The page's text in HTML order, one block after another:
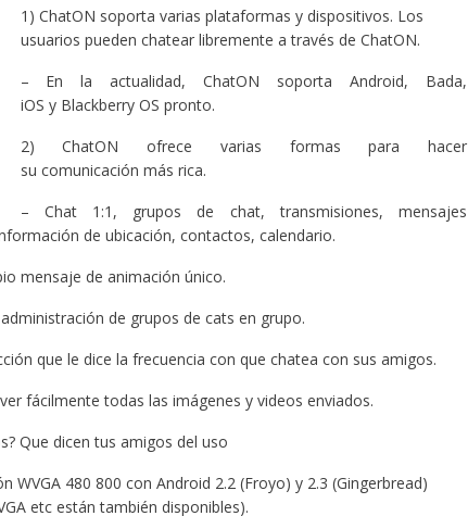
1) ChatON soporta varias plataformas y dispositivos. Los
usuarios pueden chatear libremente a través de ChatON.
– En la actualidad, ChatON soporta Android, Bada,
iOS y Blackberry OS pronto.
2) ChatON ofrece varias formas para hacer
su comunicación más rica.
– Chat 1:1, grupos de chat, transmisiones, mensajes
de ubicación, contactos, calendario.
mensaje de animación único.
de grupos de cats en grupo.
que le dice la frecuencia con que chatea con sus amigos.
fácilmente todas las imágenes y videos enviados.
Que dicen tus amigos del uso
WVGA 480 800 con Android 2.2 (Froyo) y 2.3 (Gingerbread)
etc están también disponibles).